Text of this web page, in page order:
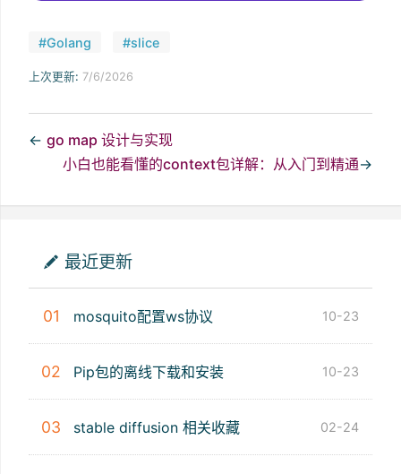
#Golang #slice
上次更新: 7/6/2026
← go map 设计与实现
小白也能看懂的context包详解：从入门到精通→
最近更新
01 mosquito配置ws协议 10-23
02 Pip包的离线下载和安装 10-23
03 stable diffusion 相关收藏 02-24